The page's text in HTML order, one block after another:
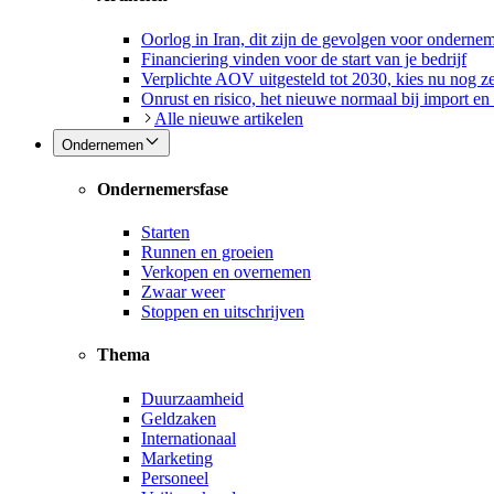
Oorlog in Iran, dit zijn de gevolgen voor
Financiering vinden voor de start van je bedrijf
Verplichte AOV uitgesteld tot 2030, kies nu nog
Onrust en risico, het nieuwe normaal bij import en
Alle nieuwe artikelen
Ondernemen
Ondernemersfase
Starten
Runnen en groeien
Verkopen en overnemen
Zwaar weer
Stoppen en uitschrijven
Thema
Duurzaamheid
Geldzaken
Internationaal
Marketing
Personeel